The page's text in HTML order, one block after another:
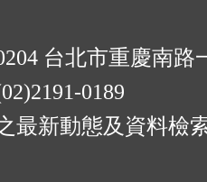
台北市重慶南路
0189
最新動態及資料檢